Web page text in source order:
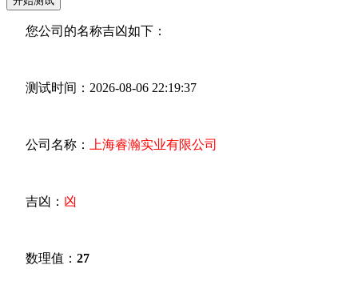
您公司的名称吉凶如下：
测试时间：2026-08-06 22:19:37
公司名称： 上海睿瀚实业有限公司
吉凶： 凶
数理值： 27